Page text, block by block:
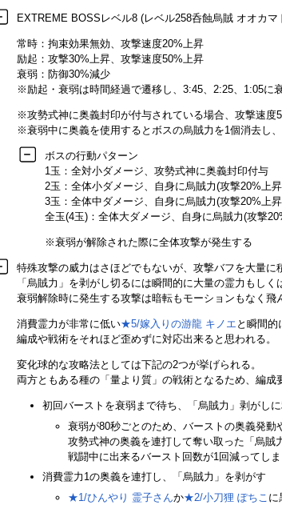
EXTREME BOSSレベル8 (レベル258呑蝕烏賊 オオカマ
常時：拘束効果無効、攻撃速度20%上昇
励起：攻撃30%上昇、攻撃速度50%上昇
衰弱：防御30%減少
※励起・衰弱は時間経過で遷移し、3:45、2:25、1:05に
※攻勢式神に奥義封印が付与されている場合、攻撃速度
※衰弱中に奥義を使用するとボスの烏賊力を1個消去し
ボスの行動パターン
1玉：全対小ダメージ、攻勢式神に奥義封印付与
2玉：全体小ダメージ、自身に烏賊力(攻撃20%上
3玉：全体中ダメージ、自身に烏賊力(攻撃20%上
全玉(4玉)：全体大ダメージ、自身に烏賊力(攻撃
※衰弱が解除された際に全体攻撃が発生する
特殊攻撃の威力はさほどでもないが、攻撃バフを大量に
「烏賊力」を剥がし切るには瞬間的に大量の霊力もしく
衰弱解除時に発生する攻撃は暗転もモーションもなく飛
消費霊力が非常に低い★5/嫁入りの游龍 キノエ と瞬間的
編成や戦術をそれほど歪めずに対応出来ると思われる。
変化球的な攻略法としては下記の2つが挙げられる。
両方ともある種の「量より質」の戦術となるため、編成
初回バーストを衰弱まで待ち、「烏賊力」剥がし
衰弱が80秒ごとのため、バーストの奥義発動
攻勢式神の奥義を連打して奪い取った「烏賊
戦闘中に出来るバースト回数が1回減ってし
消費霊力1の奥義を連打し、「烏賊力」を剥がす
★1/ひんやり 霊子さんか★2/小刀狸 ぽちこ に